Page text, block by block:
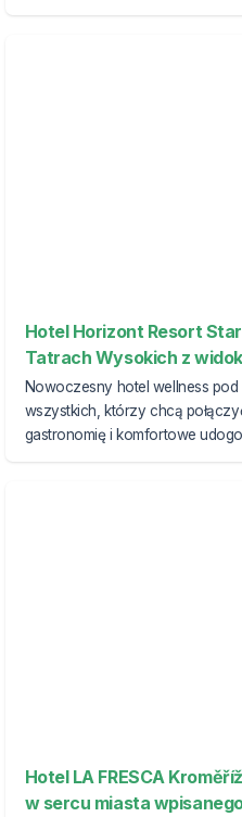
Hotel Horizont Resort
Tatrach Wysokich z
Nowoczesny hotel wellness pod
wszystkich, którzy chcą
gastronomię i komfortowe
Hotel LA FRESCA
w sercu miasta